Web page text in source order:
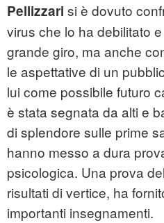
Pellizzari si è dovuto
virus che lo ha debilitato
grande giro, ma anche
le aspettative di un
lui come possibile futuro
è stata segnata da alti e
di splendore sulle prime
hanno messo a dura
psicologica. Una prova
risultati di vertice, ha
importanti insegnamenti.